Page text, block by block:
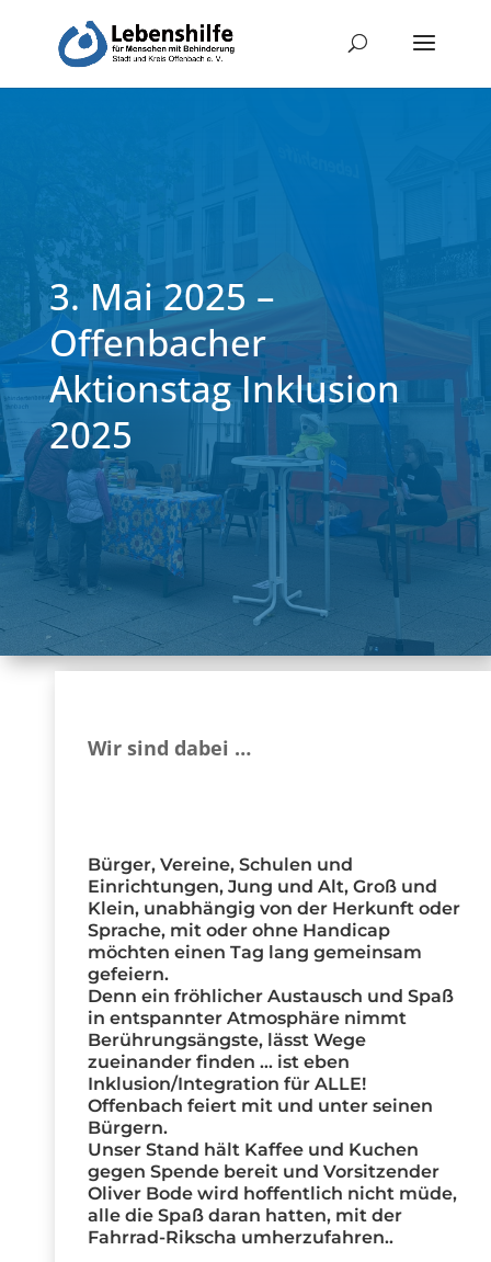
3. Mai 2025 –
Offenbacher
Aktionstag Inklusion
2025
Wir sind dabei …
Bürger, Vereine, Schulen und
Einrichtungen, Jung und Alt, Groß und
Klein, unabhängig von der Herkunft oder
Sprache, mit oder ohne Handicap
möchten einen Tag lang gemeinsam
gefeiern.
Denn ein fröhlicher Austausch und Spaß
in entspannter Atmosphäre nimmt
Berührungsängste, lässt Wege
zueinander finden … ist eben
Inklusion/Integration für ALLE!
Offenbach feiert mit und unter seinen
Bürgern.
Unser Stand hält Kaffee und Kuchen
gegen Spende bereit und Vorsitzender
Oliver Bode wird hoffentlich nicht müde,
alle die Spaß daran hatten, mit der
Fahrrad-Rikscha umherzufahren..